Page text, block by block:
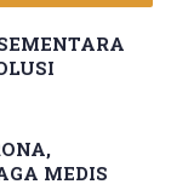
MEDIS